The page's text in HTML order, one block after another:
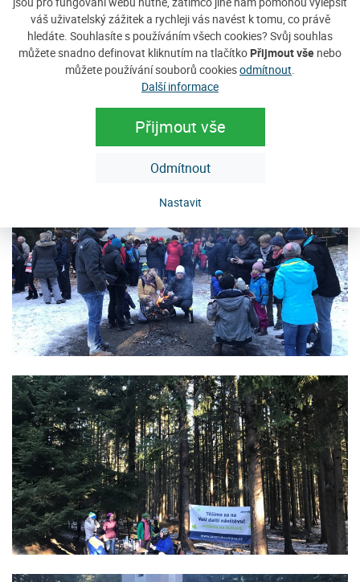
váš uživatelský zážitek a rychleji vás navést k tomu, co právě
hledáte. Souhlasíte s používáním všech cookies? Svůj souhlas
můžete snadno definovat kliknutím na tlačítko Přijmout vše nebo
můžete používání souborů cookiesodmítnout.
Další informace
Přijmout vše
Odmítnout
Nastavit